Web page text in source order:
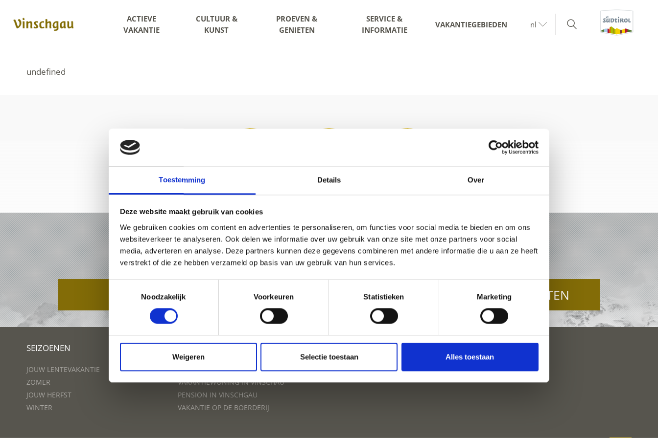
Toestemming Details Over
Deze website maakt gebruik van cookies
We gebruiken cookies om content en advertenties te personaliseren, om functies voor social media te bieden en om ons
websiteverkeer te analyseren. Ook delen we informatie over uw gebruik van onze site met onze partners voor social
media, adverteren en analyse. Deze partners kunnen deze gegevens combineren met andere informatie die u aan ze heeft
verstrekt of die ze hebben verzameld op basis van uw gebruik van hun services.
Noodzakelijk
Voorkeuren Statistieken Marketing
Weigeren Selectie toestaan Alles toestaan
ACTIEVE
VAKANTIE
CULTUUR &
KUNST
PROEVEN &
GENIETEN
SERVICE &
INFORMATIE
VAKANTIEGEBIEDEN nl
VAKANTIE IN VINSCHGAU
PAKKETTEN ACCOMMODATIES TOP-EVENEMENTEN
SEIZOENEN
JOUW LENTEVAKANTIE
ZOMER
JOUW HERFST
WINTER
PLAN UW VAKANTIE
HOTEL IN VINSCHGAU
VAKANTIEWONING IN VINSCHAU
PENSION IN VINSCHGAU
VAKANTIE OP DE BOERDERIJ